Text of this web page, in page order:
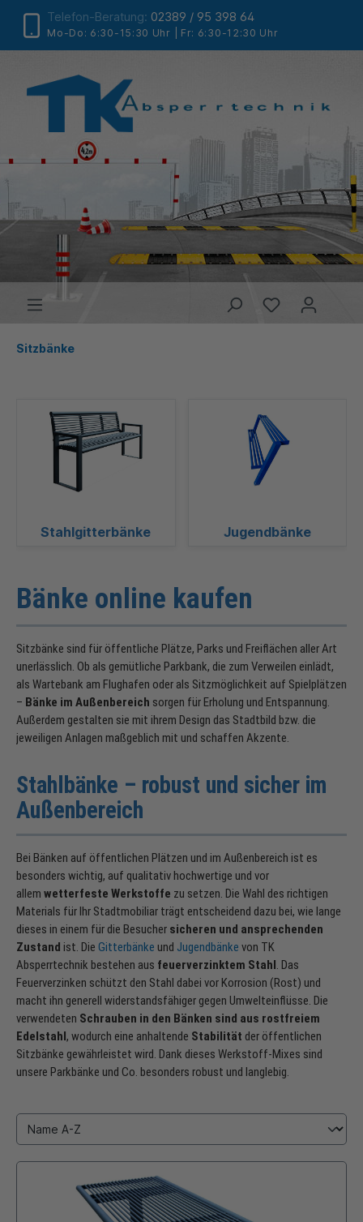
Telefon-Beratung: 02389 / 95 398 64
Mo-Do: 6:30-15:30 Uhr | Fr: 6:30-12:30 Uhr
Sitzbänke
Stahlgitterbänke Jugendbänke
Bänke online kaufen
Sitzbänke sind für öffentliche Plätze, Parks und Freiflächen aller Art
unerlässlich. Ob als gemütliche Parkbank, die zum Verweilen einlädt,
als Wartebank am Flughafen oder als Sitzmöglichkeit auf Spielplätzen
– Bänke im Außenbereich sorgen für Erholung und Entspannung.
Außerdem gestalten sie mit ihrem Design das Stadtbild bzw. die
jeweiligen Anlagen maßgeblich mit und schaffen Akzente.
Stahlbänke – robust und sicher im
Außenbereich
Bei Bänken auf öffentlichen Plätzen und im Außenbereich ist es
besonders wichtig, auf qualitativ hochwertige und vor
allem wetterfeste Werkstoffe zu setzen. Die Wahl des richtigen
Materials für Ihr Stadtmobiliar trägt entscheidend dazu bei, wie lange
dieses in einem für die Besucher sicheren und ansprechenden
Zustand ist. Die Gitterbänke und Jugendbänke von TK
Absperrtechnik bestehen aus feuerverzinktem Stahl . Das
Feuerverzinken schützt den Stahl dabei vor Korrosion (Rost) und
macht ihn generell widerstandsfähiger gegen Umwelteinflüsse. Die
verwendeten Schrauben in den Bänken sind aus rostfreiem
Edelstahl , wodurch eine anhaltende Stabilität der öffentlichen
Sitzbänke gewährleistet wird. Dank dieses Werkstoff-Mixes sind
unsere Parkbänke und Co. besonders robust und langlebig.